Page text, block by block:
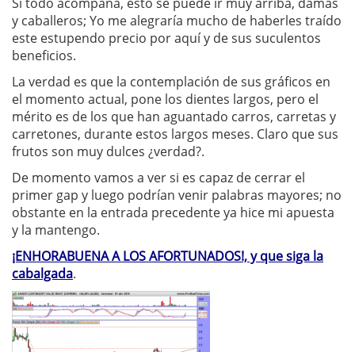
y caballeros; Yo me alegraría mucho de haberles traído
este estupendo precio por aquí y de sus suculentos
beneficios.
La verdad es que la contemplación de sus gráficos en
el momento actual, pone los dientes largos, pero el
mérito es de los que han aguantado carros, carretas y
carretones, durante estos largos meses. Claro que sus
frutos son muy dulces ¿verdad?.
De momento vamos a ver si es capaz de cerrar el
primer gap y luego podrían venir palabras mayores; no
obstante en la entrada precedente ya hice mi apuesta
y la mantengo.
¡ENHORABUENA A LOS AFORTUNADOS!, y que siga la
cabalgada.